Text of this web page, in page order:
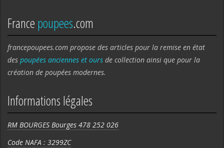
Francepoupees.com
francepoupees.com propose des articles pour la remise en état
des poupées anciennes et ours de collection ainsi que pour la
création de poupées modernes.
Informations légales
RM BOURGES Bourges 478 252 026
Code NAFA : 3299ZC